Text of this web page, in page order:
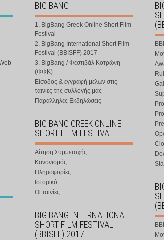
BIG BANG
1. BigBang Greek Online Short Film
Festival
2. BigBang International Short Film
Festival (BBISFF) 2017
3. BigBang / Φεστιβάλ Κοτρώνη
(ΦΦΚ)
Είσοδος & εγγραφή μελών στις
ταινίες της συλλογής μας
Παραλληλες Εκδηλώσεις
BIG BANG GREEK ONLINE
SHORT FILM FESTIVAL
Αίτηση Συμμετοχής
Κανονισμός
Πληροφορίες
Ιστορικό
Οι ταινίες
BIG BANG INTERNATIONAL
SHORT FILM FESTIVAL
(BBISFF) 2017